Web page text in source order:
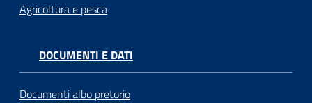
Agricoltura e pesca
DOCUMENTI E DATI
Documenti albo pretorio